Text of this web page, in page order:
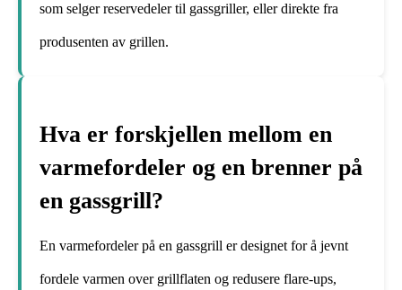
som selger reservedeler til gassgriller, eller direkte fra
produsenten av grillen.
Hva er forskjellen mellom en
varmefordeler og en brenner på
en gassgrill?
En varmefordeler på en gassgrill er designet for å jevnt
fordele varmen over grillflaten og redusere flare-ups,